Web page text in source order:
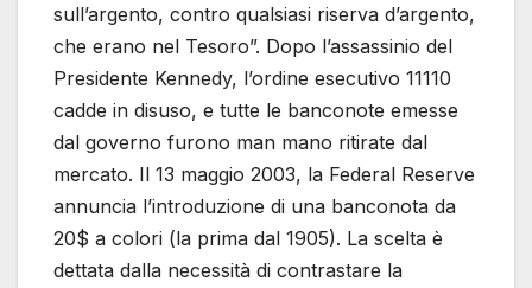
sull’argento, contro qualsiasi riserva d’argento,
che erano nel Tesoro”. Dopo l’assassinio del
Presidente Kennedy, l’ordine esecutivo 11110
cadde in disuso, e tutte le banconote emesse
dal governo furono man mano ritirate dal
mercato. Il 13 maggio 2003, la Federal Reserve
annuncia l’introduzione di una banconota da
20$ a colori (la prima dal 1905). La scelta è
dettata dalla necessità di contrastare la